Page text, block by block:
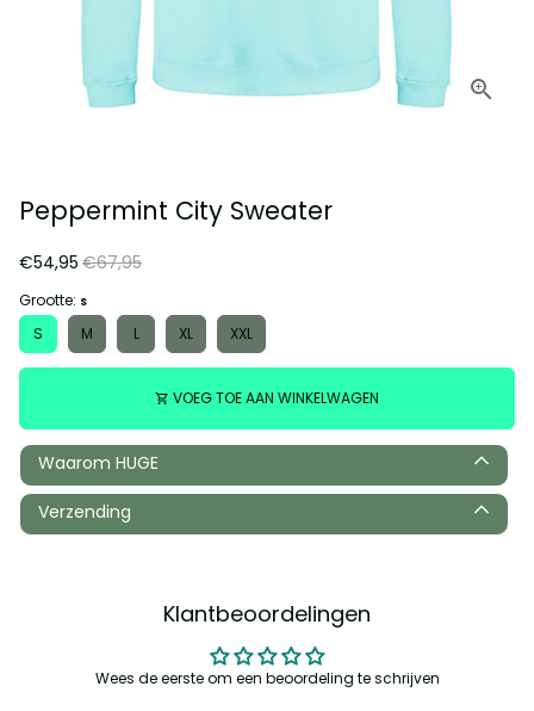
Peppermint City Sweater
€54,95 €67,95
Grootte: S
S M L XL XXL
shopping_cart VOEG TOE AAN WINKELWAGEN
Waarom HUGE
Verzending
Klantbeoordelingen
Wees de eerste om een beoordeling te schrijven